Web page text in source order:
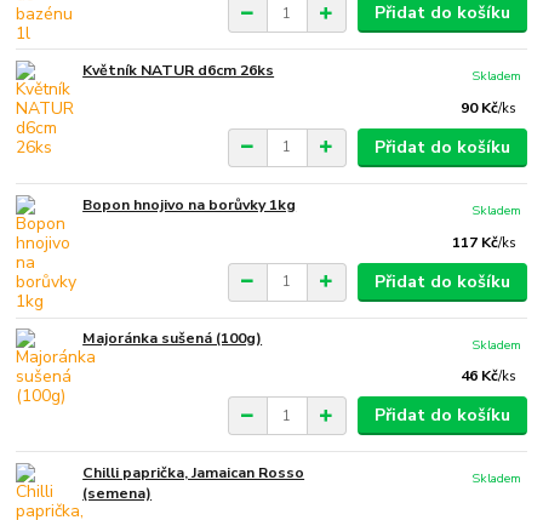
Přidat do košíku
Květník NATUR d6cm 26ks
90 Kč/ks
Skladem
Přidat do košíku
Bopon hnojivo na borůvky 1kg
117 Kč/ks
Skladem
Přidat do košíku
Majoránka sušená (100g)
46 Kč/ks
Skladem
Přidat do košíku
Chilli paprička, Jamaican Rosso
(semena)
Skladem